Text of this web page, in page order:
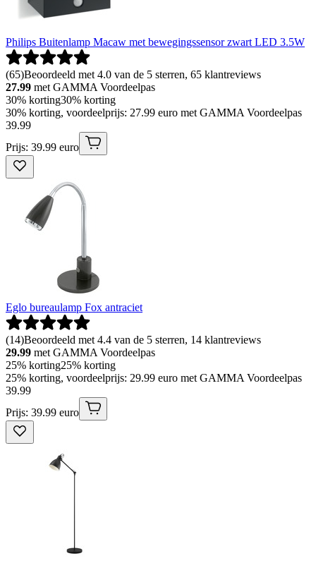
Philips Buitenlamp Macaw met bewegingssensor zwart LED 3.5W
(65)Beoordeeld met 4.0 van de 5 sterren, 65 klantreviews
27.99 met GAMMA Voordeelpas
30% korting30% korting
30% korting, voordeelprijs: 27.99 euro met GAMMA Voordeelpas
39.99
Prijs: 39.99 euro
Eglo bureaulamp Fox antraciet
(14)Beoordeeld met 4.4 van de 5 sterren, 14 klantreviews
29.99 met GAMMA Voordeelpas
25% korting25% korting
25% korting, voordeelprijs: 29.99 euro met GAMMA Voordeelpas
39.99
Prijs: 39.99 euro